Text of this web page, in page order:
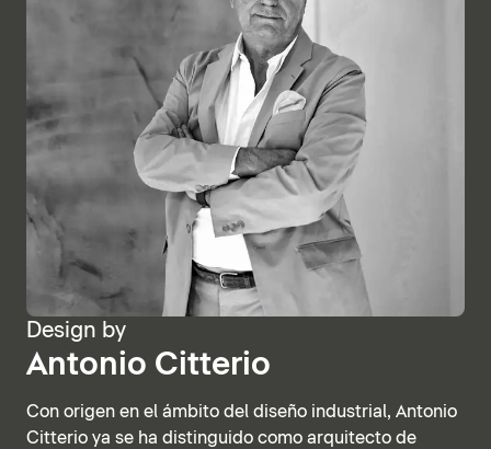
Design by
Antonio Citterio
Con origen en el ámbito del diseño industrial, Antonio
Citterio ya se ha distinguido como arquitecto de